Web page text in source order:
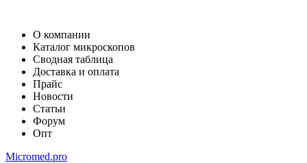
О компании
Каталог микроскопов
Сводная таблица
Доставка и оплата
Прайс
Новости
Статьи
Форум
Опт
Micromed.pro